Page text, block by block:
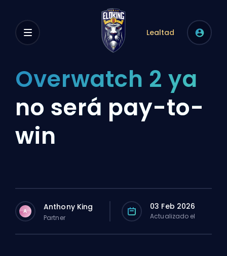
Lealtad
Overwatch 2 ya
no será pay-to-
win
A Anthony King
Partner
03 Feb 2026
Actualizado el